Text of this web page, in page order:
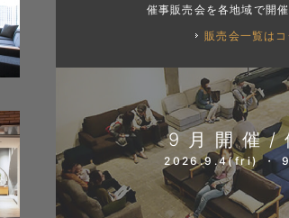
催事販売会を各地域で開催
販売会一覧はコ
9月開催/
2026.9.4(fri) ・